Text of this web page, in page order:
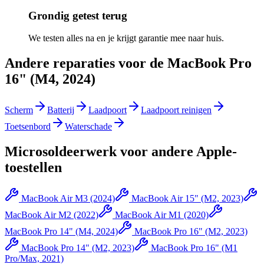
Grondig getest terug
We testen alles na en je krijgt garantie mee naar huis.
Andere reparaties voor de MacBook Pro
16" (M4, 2024)
Scherm Batterij Laadpoort
Laadpoort reinigen
Toetsenbord
Waterschade
Microsoldeerwerk voor andere Apple-
toestellen
MacBook Air M3 (2024)
MacBook Air 15" (M2, 2023)
MacBook Air M2 (2022)
MacBook Air M1 (2020)
MacBook Pro 14" (M4, 2024)
MacBook Pro 16" (M2, 2023)
MacBook Pro 14" (M2, 2023)
MacBook Pro 16" (M1
Pro/Max, 2021)